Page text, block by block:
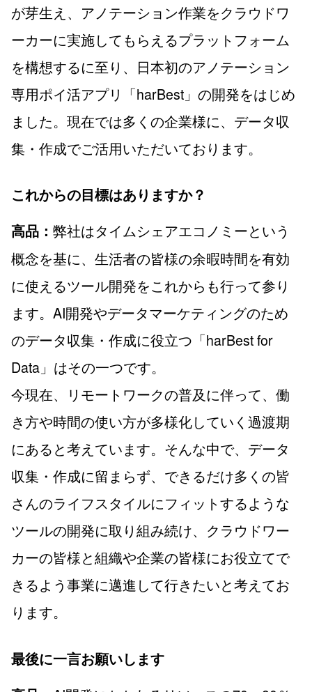
が芽生え、アノテーション作業をクラウドワ
ーカーに実施してもらえるプラットフォーム
を構想するに至り、日本初のアノテーション
専用ポイ活アプリ「harBest」の開発をはじめ
ました。現在では多くの企業様に、データ収
集・作成でご活用いただいております。
これからの目標はありますか？
高品： 弊社はタイムシェアエコノミーという
概念を基に、生活者の皆様の余暇時間を有効
に使えるツール開発をこれからも行って参り
ます。AI開発やデータマーケティングのため
のデータ収集・作成に役立つ「harBest for
Data」はその一つです。
今現在、リモートワークの普及に伴って、働
き方や時間の使い方が多様化していく過渡期
にあると考えています。そんな中で、データ
収集・作成に留まらず、できるだけ多くの皆
さんのライフスタイルにフィットするような
ツールの開発に取り組み続け、クラウドワー
カーの皆様と組織や企業の皆様にお役立てで
きるよう事業に邁進して行きたいと考えてお
ります。
最後に一言お願いします